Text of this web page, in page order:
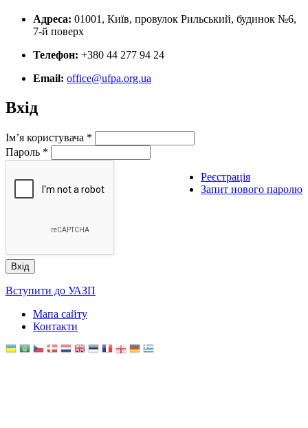
Адреса: 01001, Київ, провулок Рильський, будинок №6,
7-й поверх
Телефон: +380 44 277 94 24
Email: office@ufpa.org.ua
Вхід
Ім’я користувача *
Пароль *
Реєстрація
Запит нового паролю
Вступити до УАЗП
Мапа сайту
Контакти